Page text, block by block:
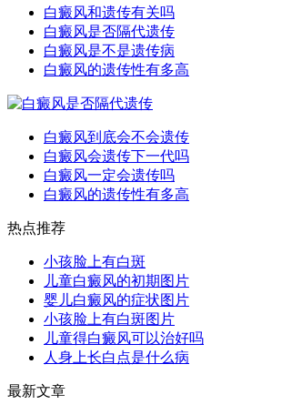
白癜风和遗传有关吗
白癜风是否隔代遗传
白癜风是不是遗传病
白癜风的遗传性有多高
白癜风到底会不会遗传
白癜风会遗传下一代吗
白癜风一定会遗传吗
白癜风的遗传性有多高
热点推荐
小孩脸上有白斑
儿童白癜风的初期图片
婴儿白癜风的症状图片
小孩脸上有白斑图片
儿童得白癜风可以治好吗
人身上长白点是什么病
最新文章